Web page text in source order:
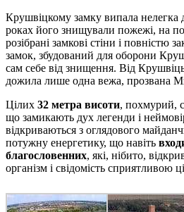
Крушвіцкому замку випала нелегка
роках його знищували пожежі, на
розібрані замкові стіни і повністю
замок, збудований для оборони
сам себе від знищення. Від
дожила лише одна вежа, прозвана
Цілих 32 метра висоти, похмурий,
що замикають дух легенди і
відкриваються з оглядового
потужну енергетику, що навіть
благословенних, які, нібито,
організм і свідомість